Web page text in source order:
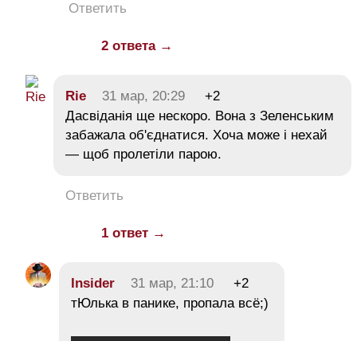
Ответить
2 ответа →
Rie 31 мар, 20:29
+2
Дасвіданія ще нескоро. Вона з Зеленським
забажала об'єднатися. Хоча може і нехай
— щоб пролетіли парою.
Ответить
1 ответ →
Insider 31 мар, 21:10
+2
тЮлька в панике, пропала всё;)